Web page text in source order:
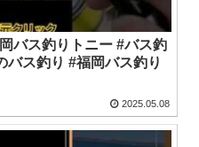
バス釣りトニー #バス釣
バス釣り #福岡バス釣り
2025.05.08